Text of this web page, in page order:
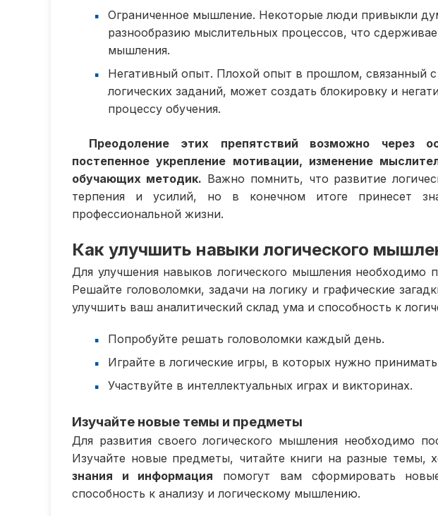
Ограниченное мышление. Некоторые люди привыкли
разнообразию мыслительных процессов, что
мышления.
Негативный опыт. Плохой опыт в прошлом, связанный
логических заданий, может создать блокировку и
процессу обучения.
Преодоление этих препятствий возможно через
постепенное укрепление мотивации, изменение
обучающих методик. Важно помнить, что развитие
терпения и усилий, но в конечном итоге принесет
профессиональной жизни.
Как улучшить навыки логического
Для улучшения навыков логического мышления необходимо
Решайте головоломки, задачи на логику и графические
улучшить ваш аналитический склад ума и способность к
Попробуйте решать головоломки каждый день.
Играйте в логические игры, в которых нужно
Участвуйте в интеллектуальных играх и викторинах.
Изучайте новые темы и предметы
Для развития своего логического мышления необходимо
Изучайте новые предметы, читайте книги на разные темы,
знания и информация помогут вам сформировать
способность к анализу и логическому мышлению.